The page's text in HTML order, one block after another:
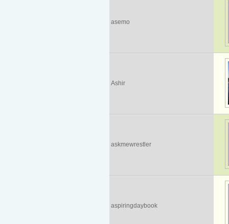
asemo
Ashir
askmewrestler
aspiringdaybook